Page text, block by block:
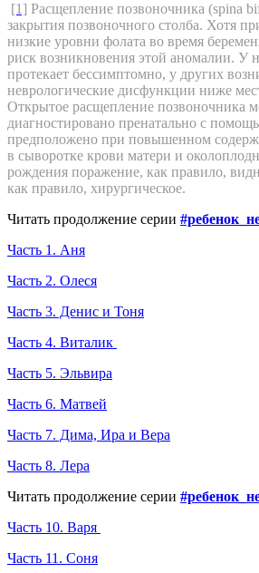
[1] Расщепление позвоночника (spina
закрытия позвоночного столба. Хотя
низкие уровни фолата во время
риск возникновения этой аномалии. У
протекает бессимптомно, у других
неврологические дисфункции ниже
Открытое расщепление позвоночника
диагностировано пренатально с
предположено при повышенном
в сыворотке крови матери и
рождения поражение, как правило,
как правило, хирургическое.
Читать продолжение серии
Часть 1. Аня
Часть 2. Олеся
Часть 3. Денис и Тоня
Часть 4. Виталик
Часть 5. Эльвира
Часть 6. Матвей
Часть 7. Дима, Ира и Вера
Часть 8. Лера
Читать продолжение серии
Часть 10. Варя
Часть 11. Соня